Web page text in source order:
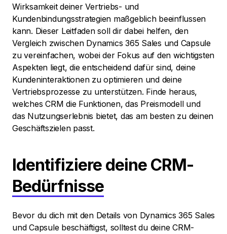
Wirksamkeit deiner Vertriebs- und
Kundenbindungsstrategien maßgeblich beeinflussen
kann. Dieser Leitfaden soll dir dabei helfen, den
Vergleich zwischen Dynamics 365 Sales und Capsule
zu vereinfachen, wobei der Fokus auf den wichtigsten
Aspekten liegt, die entscheidend dafür sind, deine
Kundeninteraktionen zu optimieren und deine
Vertriebsprozesse zu unterstützen. Finde heraus,
welches CRM die Funktionen, das Preismodell und
das Nutzungserlebnis bietet, das am besten zu deinen
Geschäftszielen passt.
Identifiziere deine CRM-
Bedürfnisse
Bevor du dich mit den Details von Dynamics 365 Sales
und Capsule beschäftigst, solltest du deine CRM-